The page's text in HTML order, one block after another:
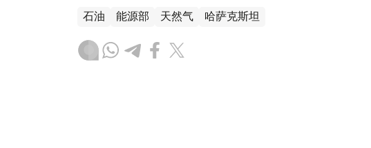
石油 能源部 天然气 哈萨克斯坦